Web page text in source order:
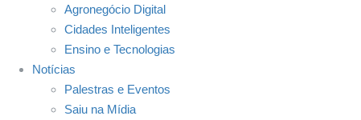
Agronegócio Digital
Cidades Inteligentes
Ensino e Tecnologias
Notícias
Palestras e Eventos
Saiu na Mídia